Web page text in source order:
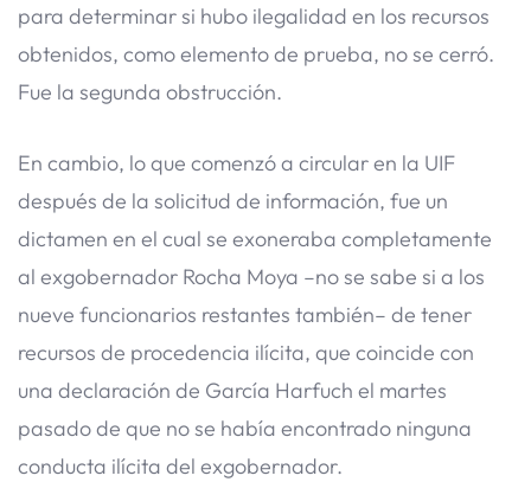
para determinar si hubo ilegalidad en los recursos
obtenidos, como elemento de prueba, no se cerró.
Fue la segunda obstrucción.
En cambio, lo que comenzó a circular en la UIF
después de la solicitud de información, fue un
dictamen en el cual se exoneraba completamente
al exgobernador Rocha Moya –no se sabe si a los
nueve funcionarios restantes también– de tener
recursos de procedencia ilícita, que coincide con
una declaración de García Harfuch el martes
pasado de que no se había encontrado ninguna
conducta ilícita del exgobernador.